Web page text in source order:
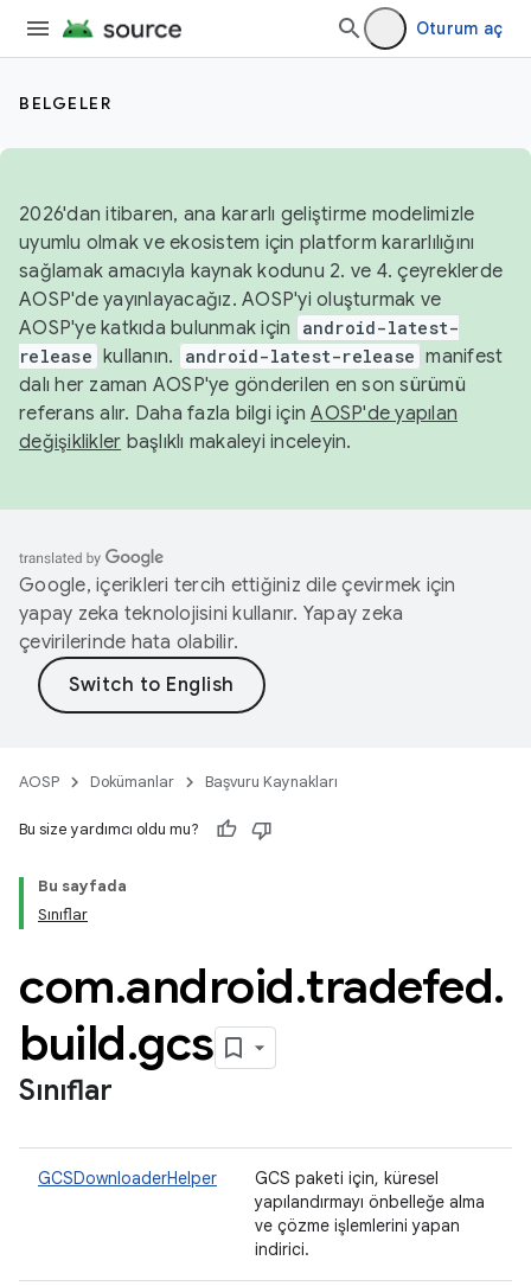
Oturum aç
BELGELER
2026'dan itibaren, ana kararlı geliştirme modelimizle
uyumlu olmak ve ekosistem için platform kararlılığını
sağlamak amacıyla kaynak kodunu 2. ve 4. çeyreklerde
AOSP'de yayınlayacağız. AOSP'yi oluşturmak ve
AOSP'ye katkıda bulunmak için
android-latest-
release kullanın. android-latest-release manifest
dalı her zaman AOSP'ye gönderilen en son sürümü
referans alır. Daha fazla bilgi içinAOSP'de yapılan
değişiklikler başlıklı makaleyi inceleyin.
Google, içerikleri tercih ettiğiniz dile çevirmek için
yapay zeka teknolojisini kullanır. Yapay zeka
çevirilerinde hata olabilir.
AOSP Dokümanlar Başvuru Kaynakları
Bu size yardımcı oldu mu?
Bu sayfada
Sınıflar
com.android.tradefed.
build.gcs
Sınıflar
GCSDownloaderHelper
GCS paketi için, küresel
yapılandırmayı önbelleğe alma
ve çözme işlemlerini yapan
indirici.